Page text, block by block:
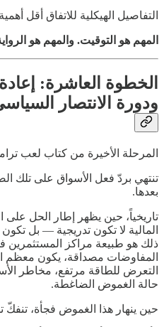
التفاصيل الهيكلية للاتفاق أقل
المهم هو التوقيت. والمهم هو
الخطوة العاشرة:
ودورة الانتصار
المرحلة الأخيرة من كتاب لعب
تنتهي بردّ فعل الأسواق على تلك
بعدها.
تاريخياً، حين يظهر إطار الحل
المالية لا تكون تدريجية — بل
ذلك هو طبيعة مراكز المستثمرين
المفاوضات مصداقة، يكون معظم
التعرض للطاقة مرتفع، مخاطر
حالة الغموض الضاغطة.
حين ينهار هذا الغموض فجأة،